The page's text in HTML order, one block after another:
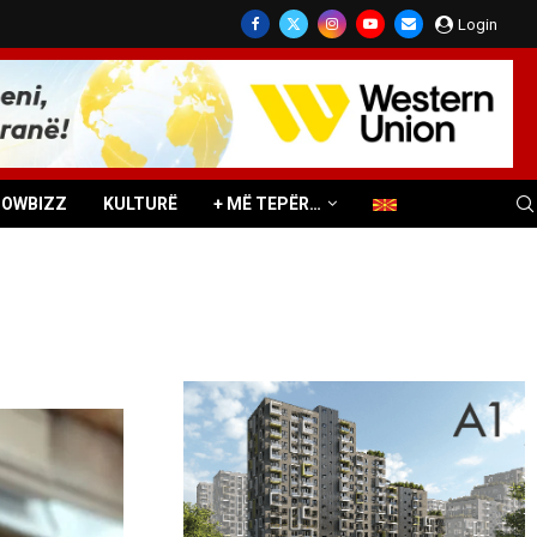
Login
KULTURË + MË TEPËR…